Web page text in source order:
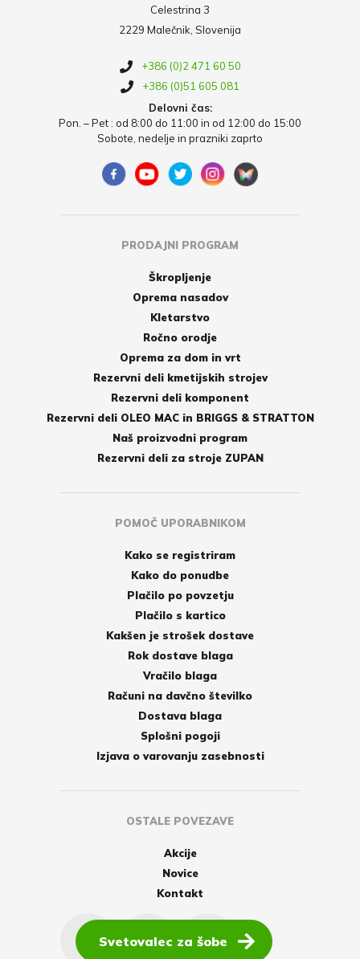
Celestrina 3
2229 Malečnik, Slovenija
+386 (0)2 471 60 50
+386 (0)51 605 081
Delovni čas:
Pon. – Pet : od 8:00 do 11:00 in od 12:00 do 15:00
Sobote, nedelje in prazniki zaprto
PRODAJNI PROGRAM
Škropljenje
Oprema nasadov
Kletarstvo
Ročno orodje
Oprema za dom in vrt
Rezervni deli kmetijskih strojev
Rezervni deli komponent
Rezervni deli OLEO MAC in BRIGGS & STRATTON
Naš proizvodni program
Rezervni deli za stroje ZUPAN
POMOČ UPORABNIKOM
Kako se registriram
Kako do ponudbe
Plačilo po povzetju
Plačilo s kartico
Kakšen je strošek dostave
Rok dostave blaga
Vračilo blaga
Računi na davčno številko
Dostava blaga
Splošni pogoji
Izjava o varovanju zasebnosti
OSTALE POVEZAVE
Akcije
Novice
Kontakt
Svetovalec za šobe